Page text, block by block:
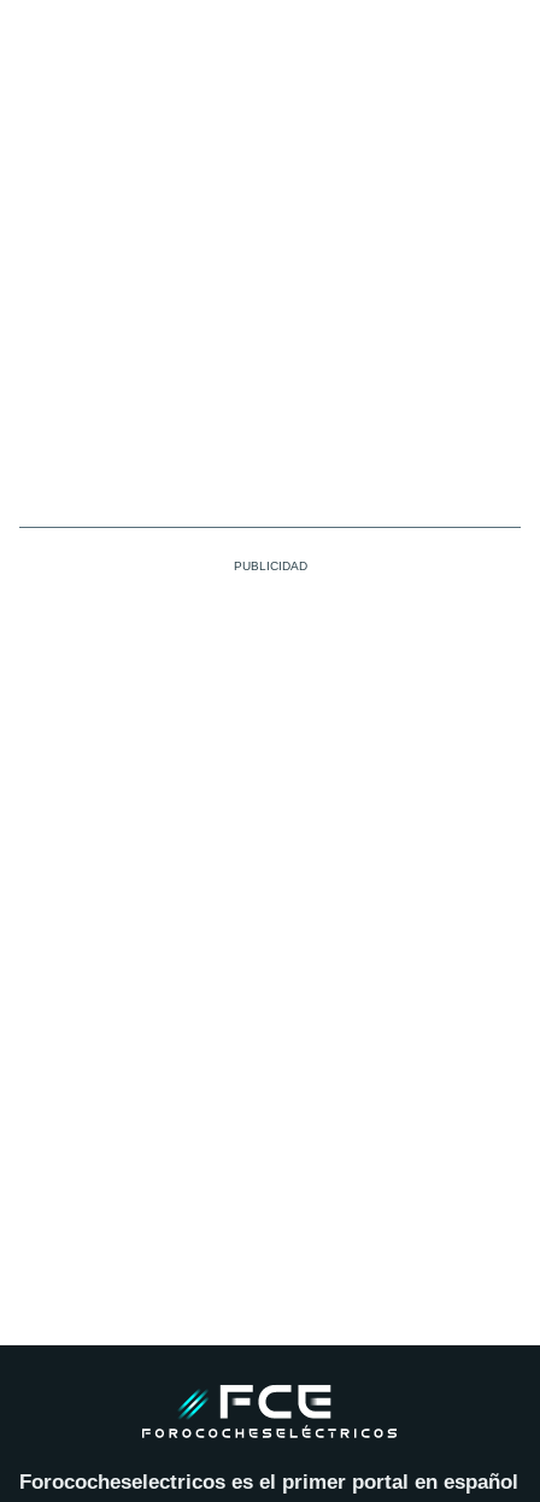
Forococheselectricos es el primer portal en español